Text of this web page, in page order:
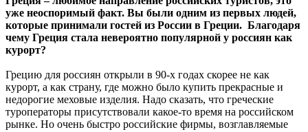
уже неоспоримый факт. Вы были одним из первых людей,
которые принимали гостей из России в Греции. Благодаря
чему Греция стала невероятно популярной у россиян как
курорт?
Грецию для россиян открыли в 90-х годах скорее не как
курорт, а как страну, где можно было купить прекрасные и
недорогие меховые изделия. Надо сказать, что греческие
туроператоры присутствовали какое-то время на российском
рынке. Но очень быстро российские фирмы, возглавляемые